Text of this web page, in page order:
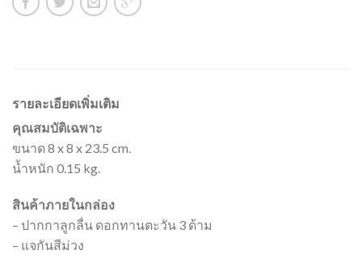
รายละเอียดเพิ่มเติม
คุณสมบัติเฉพาะ
ขนาด 8 x 8 x 23.5 cm.
น้ำหนัก 0.15 kg.
สินค้าภายในกล่อง
– ปากกาลูกลื่น ดอกทานตะวัน 3 ด้าม
– แจกันสีม่วง